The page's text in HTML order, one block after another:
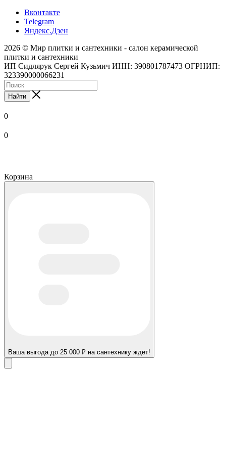
Вконтакте
Telegram
Яндекс.Дзен
2026 © Мир плитки и сантехники - салон керамической
плитки и сантехники
ИП Сидлярук Сергей Кузьмич ИНН: 390801787473 ОГРНИП:
323390000066231
Найти
0
0
Корзина
Ваша выгода до 25 000 ₽ на сантехнику ждет!